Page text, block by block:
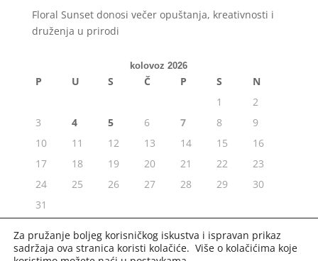
Floral Sunset donosi večer opuštanja, kreativnosti i
druženja u prirodi
kolovoz 2026
P U S Č P S
N
1
2
3
4 5 6 7 8
9
10
11 12 13 14 15
16
17
18 19 20 21 22
23
24
25 26 27 28 29
30
31
« srp
Za pružanje boljeg korisničkog iskustva i ispravan prikaz
sadržaja ova stranica koristi kolačiće. Više o kolačićima koje